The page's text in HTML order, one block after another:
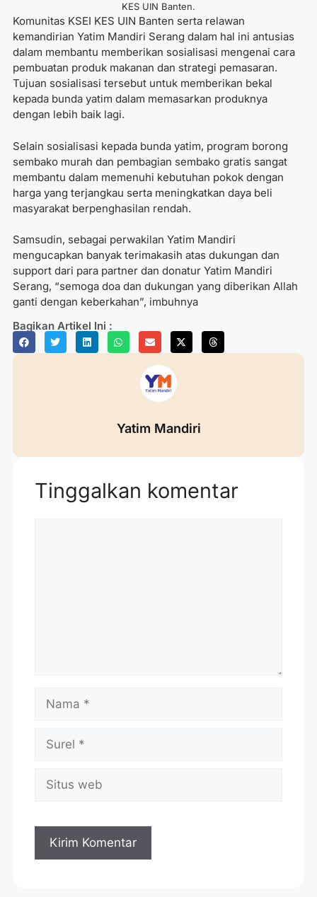
KES UIN Banten.
Komunitas KSEI KES UIN Banten serta relawan
kemandirian Yatim Mandiri Serang dalam hal ini antusias
dalam membantu memberikan sosialisasi mengenai cara
pembuatan produk makanan dan strategi pemasaran.
Tujuan sosialisasi tersebut untuk memberikan bekal
kepada bunda yatim dalam memasarkan produknya
dengan lebih baik lagi.
Selain sosialisasi kepada bunda yatim, program borong
sembako murah dan pembagian sembako gratis sangat
membantu dalam memenuhi kebutuhan pokok dengan
harga yang terjangkau serta meningkatkan daya beli
masyarakat berpenghasilan rendah.
Samsudin, sebagai perwakilan Yatim Mandiri
mengucapkan banyak terimakasih atas dukungan dan
support dari para partner dan donatur Yatim Mandiri
Serang, “semoga doa dan dukungan yang diberikan Allah
ganti dengan keberkahan”, imbuhnya
Bagikan Artikel Ini :
Yatim Mandiri
Tinggalkan komentar